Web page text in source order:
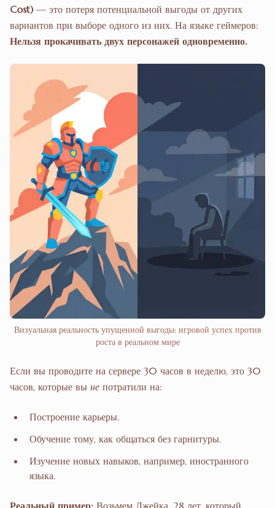
Cost)— это потеря потенциальной выгоды от других
вариантов при выборе одного из них. На языке геймеров:
Нельзя прокачивать двух персонажей одновременно.
Визуальная реальность упущенной выгоды: игровой успех против
роста в реальном мире
Если вы проводите на сервере 30 часов в неделю, это 30
часов, которые вы не потратили на:
Построение карьеры.
Обучение тому, как общаться без гарнитуры.
Изучение новых навыков, например, иностранного
языка.
Реальный пример: Возьмем Джейка, 28 лет, который